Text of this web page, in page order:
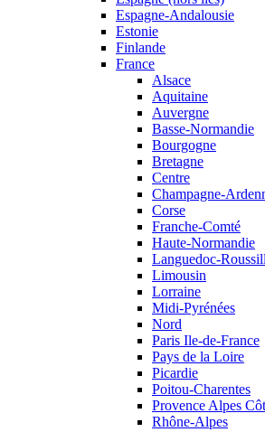
Espagne-Andalousie
Estonie
Finlande
France
Alsace
Aquitaine
Auvergne
Basse-Normandie
Bourgogne
Bretagne
Centre
Champagne-
Corse
Franche-Comté
Haute-Normandie
Languedoc-
Limousin
Lorraine
Midi-Pyrénées
Nord
Paris Ile-de-France
Pays de la Loire
Picardie
Poitou-Charentes
Provence Alpes
Rhône-Alpes